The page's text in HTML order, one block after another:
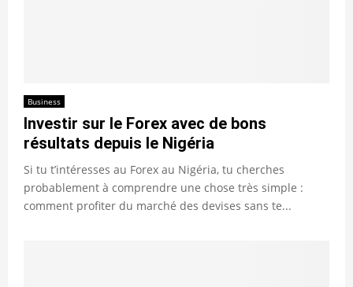
Business
Investir sur le Forex avec de bons
résultats depuis le Nigéria
Si tu t’intéresses au Forex au Nigéria, tu cherches
probablement à comprendre une chose très simple :
comment profiter du marché des devises sans te...